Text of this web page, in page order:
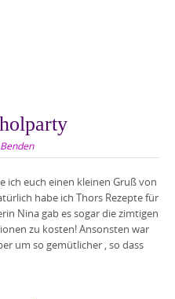
ich euch einen kleinen Gruß von
habe ich Thors Rezepte für
Nina gab es sogar die zimtigen
zu kosten! Ansonsten war
um so gemütlicher , so dass